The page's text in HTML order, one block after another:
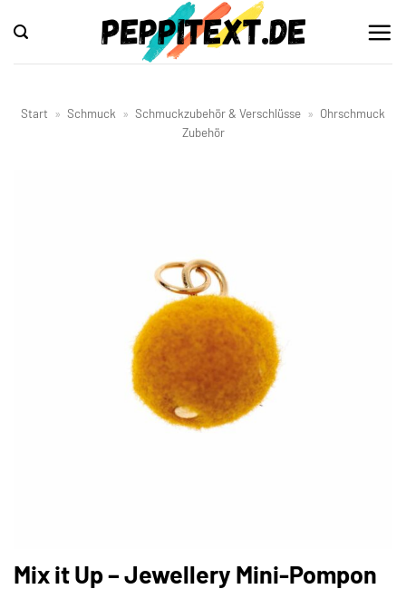
Inhalt
springen
Start » Schmuck » Schmuckzubehör & Verschlüsse » Ohrschmuck
Zubehör
Mix it Up – Jewellery Mini-Pompon